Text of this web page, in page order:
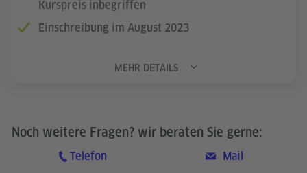
Kurspreis inbegriffen
Einschreibung im August 2023
MEHR DETAILS
Noch weitere Fragen? wir beraten Sie gerne:
Telefon Mail